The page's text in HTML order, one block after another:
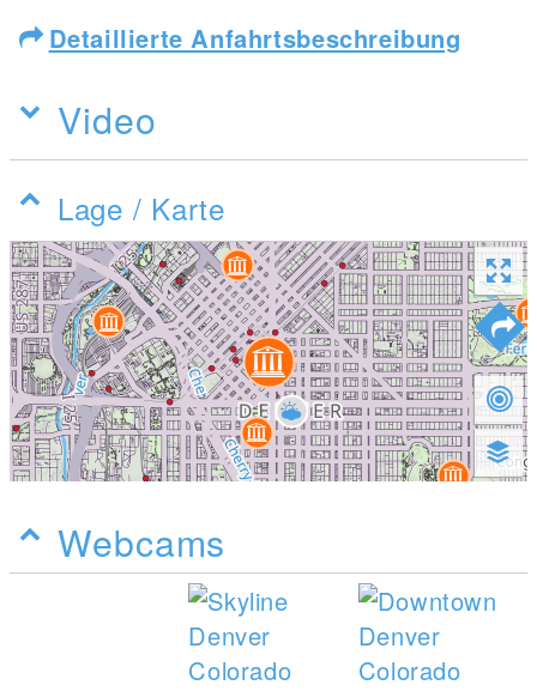
Detaillierte Anfahrtsbeschreibung
Video
Lage / Karte
Webcams